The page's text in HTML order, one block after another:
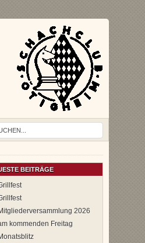
BEITRÄGE
2026
kommenden Freitag